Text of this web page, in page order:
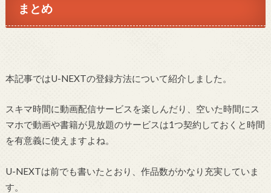
まとめ
本記事ではU-NEXTの登録方法について紹介しました。
スキマ時間に動画配信サービスを楽しんだり、空いた時間にス
マホで動画や書籍が見放題のサービスは1つ契約しておくと時間
を有意義に使えますよね。
U-NEXTは前でも書いたとおり、作品数がかなり充実していま
す。